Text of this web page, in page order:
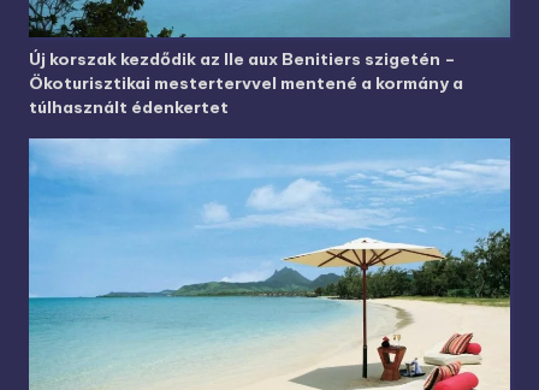
Új korszak kezdődik az Ile aux Benitiers szigetén –
Ökoturisztikai mestertervvel mentené a kormány a
túlhasznált édenkertet